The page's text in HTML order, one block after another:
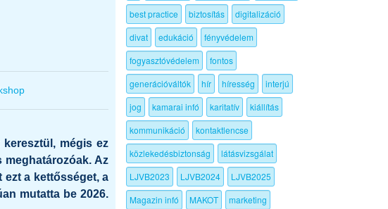
mégis ez
Az
ezt a kettősséget, a
mutatta be 2026.
best practice
biztosítás
digitalizáció
divat
edukáció
fényvédelem
fogyasztóvédelem
fontos
generációváltók
hír híresség
interjú
jog
kamarai infó karitatív
kiállítás
kommunikáció
kontaktlencse
közlekedésbiztonság
látásvizsgálat
LJVB2023
LJVB2024
LJVB2025
Magazin infó
MAKOT
marketing